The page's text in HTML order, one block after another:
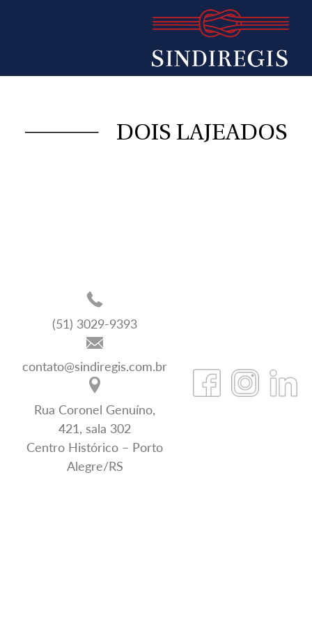
DOIS LAJEADOS
(51) 3029-9393
contato@sindiregis.com.br
Rua Coronel Genuíno,
421, sala 302
Centro Histórico – Porto
Alegre/RS